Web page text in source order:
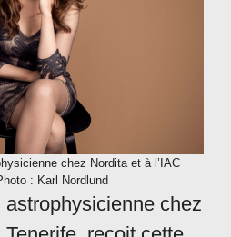
chez Nordita et à l’IAC
: Karl Nordlund
chez